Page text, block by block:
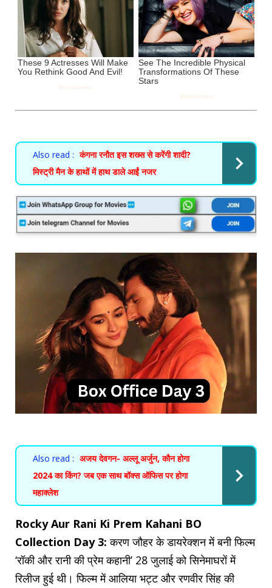
Also read : कंगना रनौत इस शख्स से करेंगी शादी?
मिस्ट्री मैन के हाथों में हाथ डाले आईं नजर
Also read : अजय देवगन- अल्लू अर्जुन, कौन होगा
2024 का किंग? जब एक साथ बॉक्स ऑफिस पर होगा
महाक्लेश
Rocky Aur Rani Ki Prem Kahani BO
Collection Day 3: करण जौहर के डायरेक्शन में बनी फिल्म
‘रॉकी और रानी की प्रेम कहानी’ 28 जुलाई को सिनेमाघरों में
रिलीज हुई थी। फिल्म में आलिया भट्ट और रणवीर सिंह की